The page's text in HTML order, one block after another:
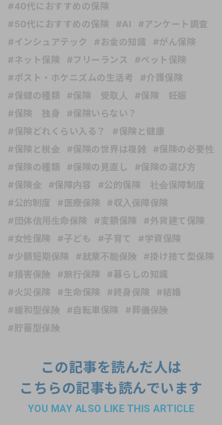
#40代におすすめの保険
#50代におすすめの保険
#AI
#アンケート調査
#インシュアテック
#お金の知識
#がん保険
#ネット保険
#フリーランス
#ペット保険
#ポスト・ホケニズムの生活考
#介護保険
#保健の種類
#保険 受取人
#保険 妊娠
#保険 独身
#保険いらない？
#保険どれくらい入る？
#保険と健康
#保険と税金
#保険の世界は複雑
#保険の必要性
#保険の種類
#保険の見直し
#保険の選び方
#保険金
#保障内容
#公的保険 社会保障制度
#公的制度
#医療保険
#収入保障保険
#団体信用生命保険
#変額保険
#外貨建て保険
#女性保険
#子ども #子育て
#学資保険
#少額短期保険
#就業不能保険
#掛け捨て型保険
#損害保険
#旅行保険
#暮らしの知識
#火災保険
#生命保険 #終身保険
#結婚
#緩和型保険
#自転車保険
#葬儀保険
#貯蓄型保険
この記事を読んだ人は
こちらの記事も読んでいます
YOU MAY ALSO LIKE THIS ARTICLE